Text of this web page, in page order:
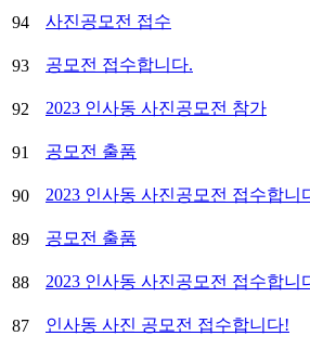
94 사진공모전 접수
93 공모전 접수합니다.
92 2023 인사동 사진공모전 참가
91 공모전 출품
90 2023 인사동 사진공모전 접수합니
89 공모전 출품
88 2023 인사동 사진공모전 접수합니
87 인사동 사진 공모전 접수합니다!